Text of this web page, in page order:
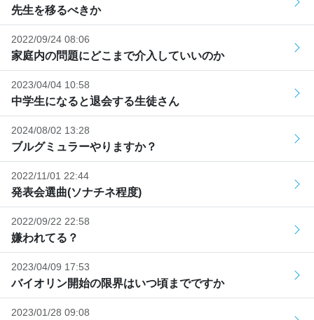
先生を移るべきか
2022/09/24 08:06
家庭内の問題にどこまで介入していいのか
2023/04/04 10:58
中学生になると退会する生徒さん
2024/08/02 13:28
ブルグミュラーやりますか？
2022/11/01 22:44
発表会選曲(ソナチネ程度)
2022/09/22 22:58
嫌われてる？
2023/04/09 17:53
バイオリン開始の限界はいつ頃までですか
2023/01/28 09:08